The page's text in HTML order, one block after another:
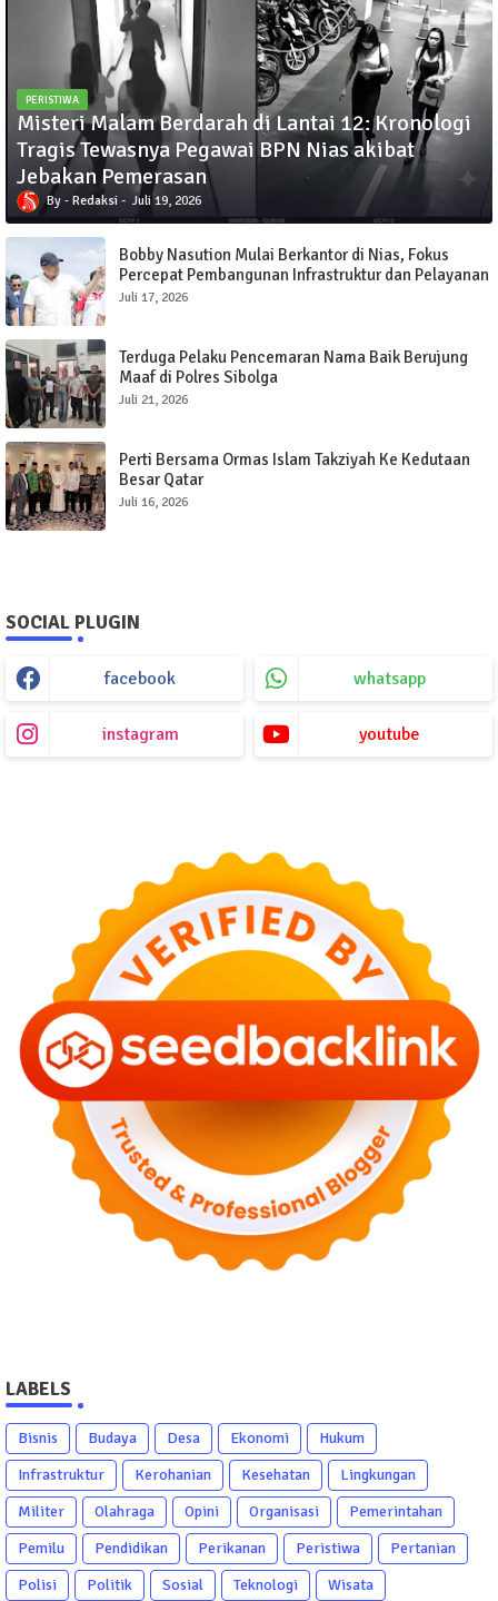
PERISTIWA
Misteri Malam Berdarah di Lantai 12: Kronologi
Tragis Tewasnya Pegawai BPN Nias akibat
Jebakan Pemerasan
Redaksi Juli 19, 2026
Bobby Nasution Mulai Berkantor di Nias, Fokus
Percepat Pembangunan Infrastruktur dan Pelayanan
Publik
Juli 17, 2026
Terduga Pelaku Pencemaran Nama Baik Berujung
Maaf di Polres Sibolga
Juli 21, 2026
Perti Bersama Ormas Islam Takziyah Ke Kedutaan
Besar Qatar
Juli 16, 2026
SOCIAL PLUGIN
facebook whatsapp
instagram youtube
LABELS
Bisnis Budaya Desa Ekonomi
Hukum
Infrastruktur
Kerohanian Kesehatan
Lingkungan
Militer
Olahraga Opini Organisasi
Pemerintahan
Pemilu
Pendidikan Perikanan Peristiwa
Pertanian
Polisi
Politik Sosial Teknologi Wisata